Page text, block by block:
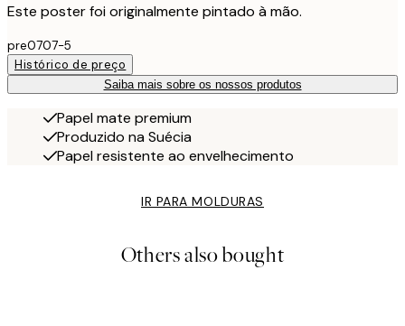
Este poster foi originalmente pintado à mão.
pre0707-5
Histórico de preço
Saiba mais sobre os nossos produtos
Papel mate premium
Produzido na Suécia
Papel resistente ao envelhecimento
IR PARA MOLDURAS
Others also bought